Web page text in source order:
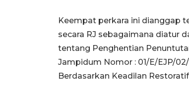
Keempat perkara ini dianggap
secara RJ sebagaimana diatur
tentang Penghentian
Jampidum Nomor : 01/E/EJP/
Berdasarkan Keadilan